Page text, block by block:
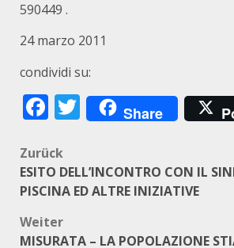
590449 .
24 marzo 2011
condividi su:
Facebook
Twitter
Share
Beitragsnavigation
Zurück
ESITO DELL’INCONTRO CON IL
PISCINA ED ALTRE INIZIATIVE
Weiter
MISURATA – LA POPOLAZIONE